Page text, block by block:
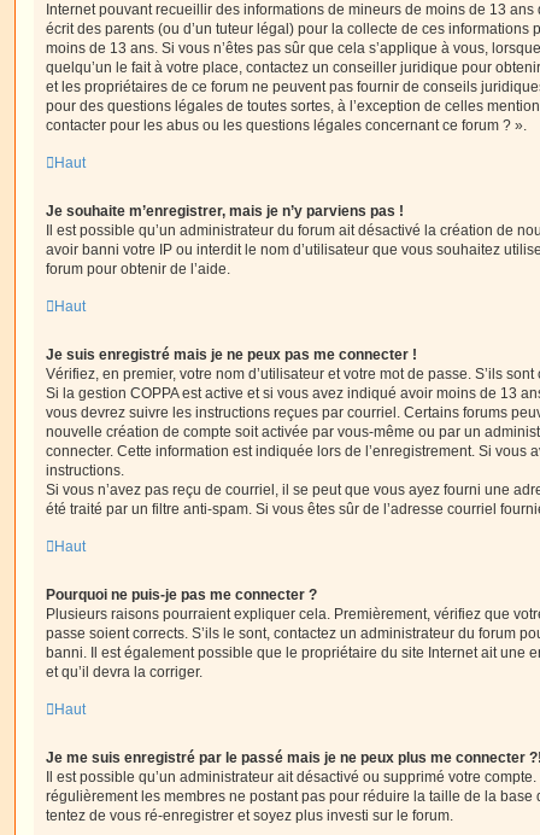
Internet pouvant recueillir des informations de mineurs de moins de 13
écrit des parents (ou d’un tuteur légal) pour la collecte de ces informations
moins de 13 ans. Si vous n’êtes pas sûr que cela s’applique à vous,
quelqu’un le fait à votre place, contactez un conseiller juridique pour
et les propriétaires de ce forum ne peuvent pas fournir de conseils
pour des questions légales de toutes sortes, à l’exception de celles
contacter pour les abus ou les questions légales concernant ce forum ? ».
Haut
Je souhaite m’enregistrer, mais je n’y parviens pas !
Il est possible qu’un administrateur du forum ait désactivé la création de
avoir banni votre IP ou interdit le nom d’utilisateur que vous souhaitez
forum pour obtenir de l’aide.
Haut
Je suis enregistré mais je ne peux pas me connecter !
Vérifiez, en premier, votre nom d’utilisateur et votre mot de passe. S’ils
Si la gestion COPPA est active et si vous avez indiqué avoir moins de 13
vous devrez suivre les instructions reçues par courriel. Certains forums
nouvelle création de compte soit activée par vous-même ou par un
connecter. Cette information est indiquée lors de l’enregistrement. Si vous
instructions.
Si vous n’avez pas reçu de courriel, il se peut que vous ayez fourni une
été traité par un filtre anti-spam. Si vous êtes sûr de l’adresse courriel
Haut
Pourquoi ne puis-je pas me connecter ?
Plusieurs raisons pourraient expliquer cela. Premièrement, vérifiez que
passe soient corrects. S’ils le sont, contactez un administrateur du forum
banni. Il est également possible que le propriétaire du site Internet ait une
et qu’il devra la corriger.
Haut
Je me suis enregistré par le passé mais je ne peux plus me connecter
Il est possible qu’un administrateur ait désactivé ou supprimé votre
régulièrement les membres ne postant pas pour réduire la taille de la base
tentez de vous ré-enregistrer et soyez plus investi sur le forum.